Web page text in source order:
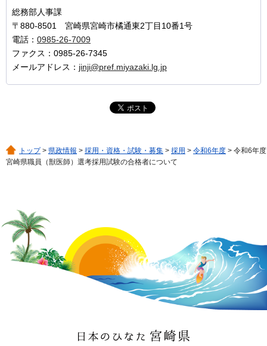
総務部人事課
〒880-8501 宮崎県宮崎市橘通東2丁目10番1号
電話： 0985-26-7009
ファクス：0985-26-7345
メールアドレス： jinji@pref.miyazaki.lg.jp
トップ> 県政情報 > 採用・資格・試験・募集 > 採用 > 令和6年度 > 令和6年度
宮崎県職員（獣医師）選考採用試験の合格者について
日本のひなた 宮崎県